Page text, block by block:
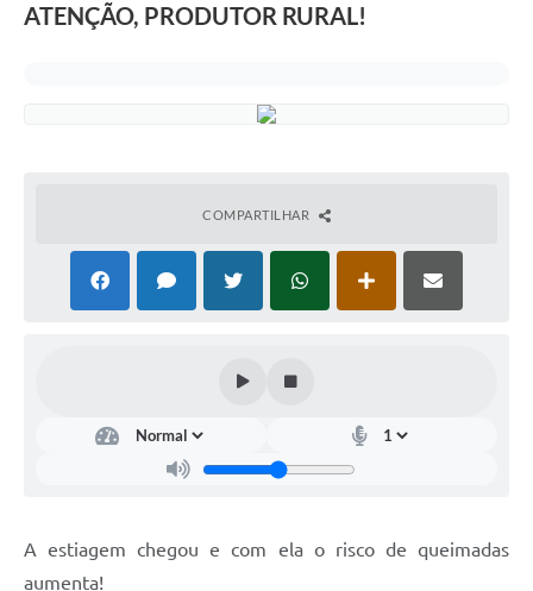
ATENÇÃO, PRODUTOR RURAL!
COMPARTILHAR
A estiagem chegou e com ela o risco de queimadas
aumenta!